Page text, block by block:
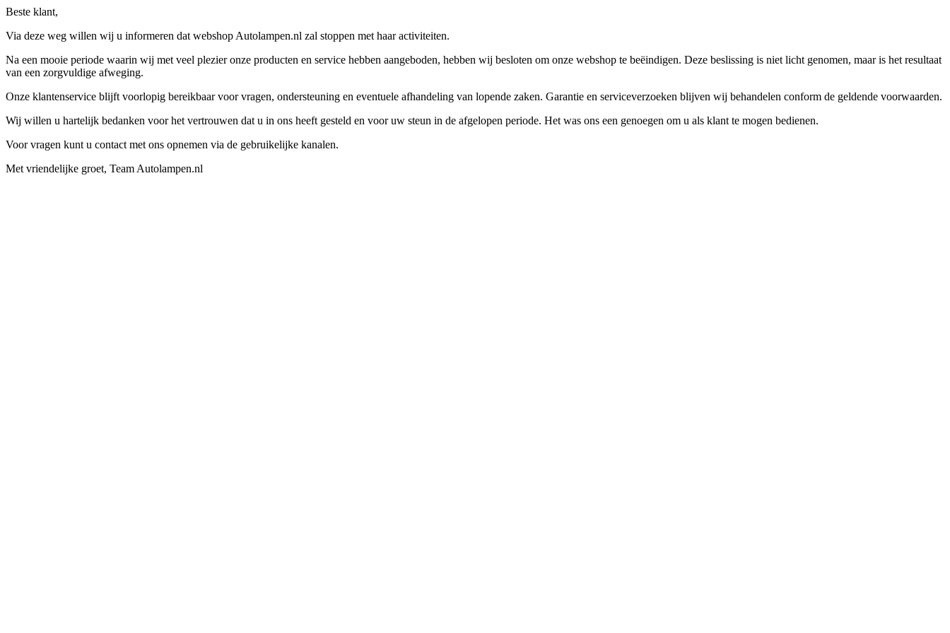
Beste klant,
Via deze weg willen wij u informeren dat webshop Autolampen.nl zal stoppen met haar activiteiten.
Na een mooie periode waarin wij met veel plezier onze producten en service hebben aangeboden, hebben wij besloten om onze webshop te beëindigen. Deze beslissing is niet licht genomen, maar is het resultaat
van een zorgvuldige afweging.
Onze klantenservice blijft voorlopig bereikbaar voor vragen, ondersteuning en eventuele afhandeling van lopende zaken. Garantie en serviceverzoeken blijven wij behandelen conform de geldende voorwaarden.
Wij willen u hartelijk bedanken voor het vertrouwen dat u in ons heeft gesteld en voor uw steun in de afgelopen periode. Het was ons een genoegen om u als klant te mogen bedienen.
Voor vragen kunt u contact met ons opnemen via de gebruikelijke kanalen.
Met vriendelijke groet, Team Autolampen.nl